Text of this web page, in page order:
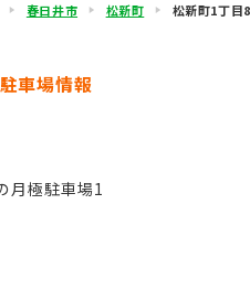
春日井市 松新町 松新町1丁目
車場情報